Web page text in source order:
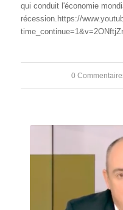
qui conduit l'économie
récession.https://
0 /